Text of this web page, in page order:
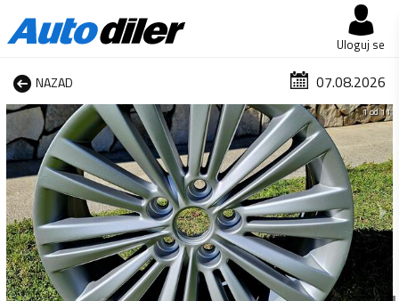
Uloguj se
NAZAD 07.08.2026
1 od 11